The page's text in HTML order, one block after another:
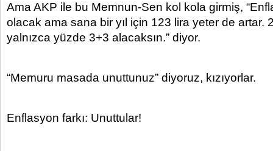
Ama AKP ile bu Memnun-Sen kol kola girmiş,
olacak ama sana bir yıl için 123 lira yeter de artar.
yalnızca yüzde 3+3 alacaksın.” diyor.
“Memuru masada unuttunuz” diyoruz, kızıyorlar.
Enflasyon farkı: Unuttular!